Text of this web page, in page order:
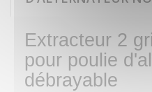
Extracteur 2
pour poulie
débrayable